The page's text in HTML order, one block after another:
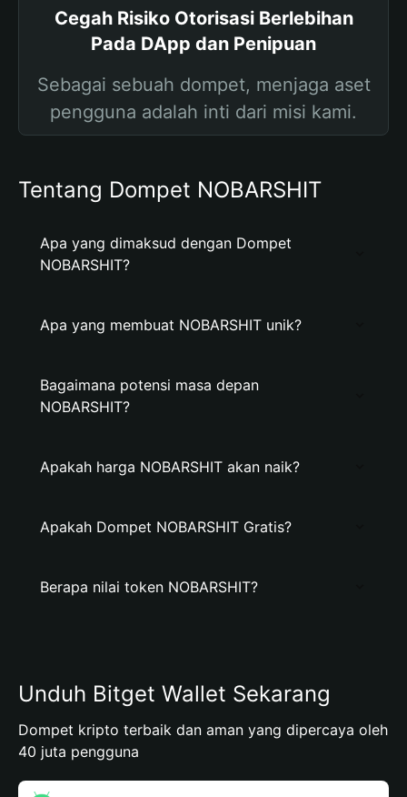
Cegah Risiko Otorisasi Berlebihan
Pada DApp dan Penipuan
Sebagai sebuah dompet, menjaga aset
pengguna adalah inti dari misi kami.
Tentang Dompet NOBARSHIT
Apa yang dimaksud dengan Dompet
NOBARSHIT?
Apa yang membuat NOBARSHIT unik?
Bagaimana potensi masa depan
NOBARSHIT?
Apakah harga NOBARSHIT akan naik?
Apakah Dompet NOBARSHIT Gratis?
Berapa nilai token NOBARSHIT?
Unduh Bitget Wallet Sekarang
Dompet kripto terbaik dan aman yang dipercaya oleh
40 juta pengguna